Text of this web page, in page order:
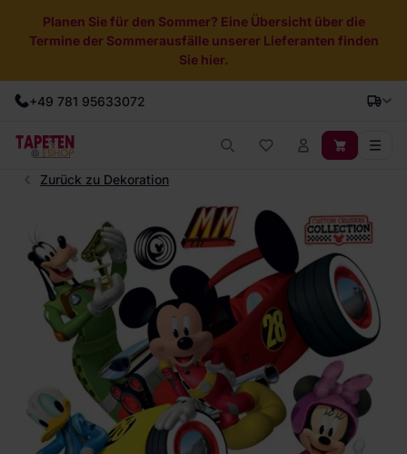
Planen Sie für den Sommer? Eine Übersicht über die
Termine der Sommerausfälle unserer Lieferanten finden
Sie hier.
+49 781 95633072
Zurück zu Dekoration